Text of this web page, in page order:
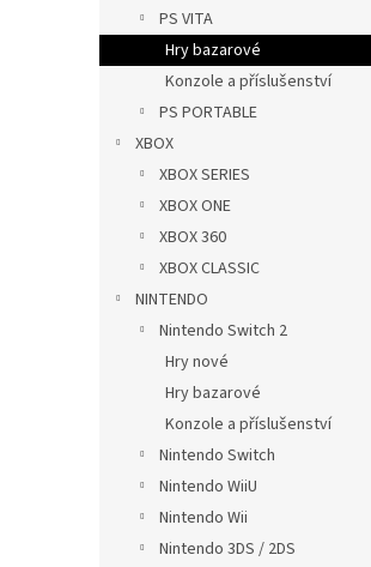
e
l
PS VITA
Hry bazarové
Konzole a příslušenství
PS PORTABLE
XBOX
XBOX SERIES
XBOX ONE
XBOX 360
XBOX CLASSIC
NINTENDO
Nintendo Switch 2
Hry nové
Hry bazarové
Konzole a příslušenství
Nintendo Switch
Nintendo WiiU
Nintendo Wii
Nintendo 3DS / 2DS